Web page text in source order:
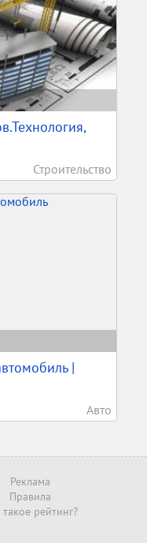
Строительство
|
Авто
Реклама
Правила
такое рейтинг?